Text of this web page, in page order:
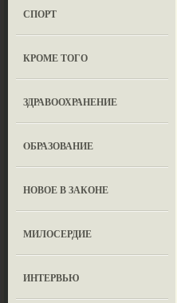
СПОРТ
КРОМЕ ТОГО
ЗДРАВООХРАНЕНИЕ
OБРАЗОВАНИЕ
НОВОЕ В ЗАКОНЕ
МИЛОСЕРДИЕ
ИНТЕРВЬЮ